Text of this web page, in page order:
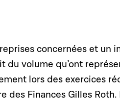
concernées et un
du volume qu’ont
lors des exercices
des Finances Gilles